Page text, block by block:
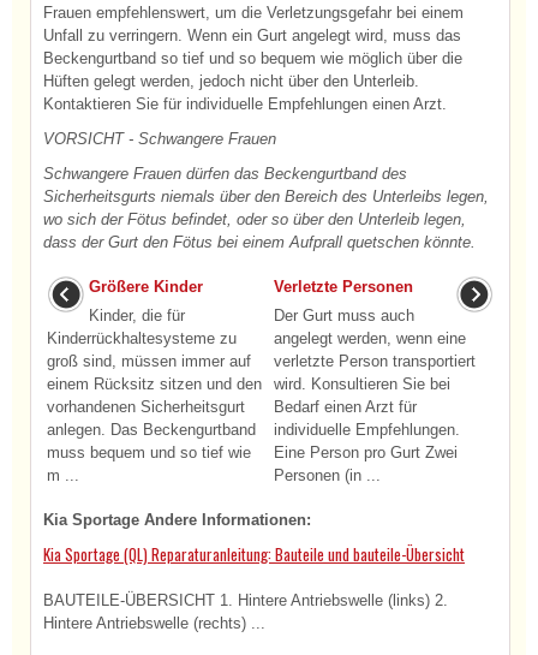
Frauen empfehlenswert, um die Verletzungsgefahr bei einem
Unfall zu verringern. Wenn ein Gurt angelegt wird, muss das
Beckengurtband so tief und so bequem wie möglich über die
Hüften gelegt werden, jedoch nicht über den Unterleib.
Kontaktieren Sie für individuelle Empfehlungen einen Arzt.
VORSICHT - Schwangere Frauen
Schwangere Frauen dürfen das Beckengurtband des
Sicherheitsgurts niemals über den Bereich des Unterleibs legen,
wo sich der Fötus befindet, oder so über den Unterleib legen,
dass der Gurt den Fötus bei einem Aufprall quetschen könnte.
Größere Kinder
Kinder, die für
Kinderrückhaltesysteme zu
groß sind, müssen immer auf
einem Rücksitz sitzen und den
vorhandenen Sicherheitsgurt
anlegen. Das Beckengurtband
muss bequem und so tief wie
m ...
Verletzte Personen
Der Gurt muss auch
angelegt werden, wenn eine
verletzte Person transportiert
wird. Konsultieren Sie bei
Bedarf einen Arzt für
individuelle Empfehlungen.
Eine Person pro Gurt Zwei
Personen (in ...
Kia Sportage Andere Informationen:
Kia Sportage (QL) Reparaturanleitung: Bauteile und bauteile-Übersicht
BAUTEILE-ÜBERSICHT 1. Hintere Antriebswelle (links) 2.
Hintere Antriebswelle (rechts) ...